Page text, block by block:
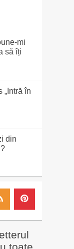
mi
să îți
„Intră în
din